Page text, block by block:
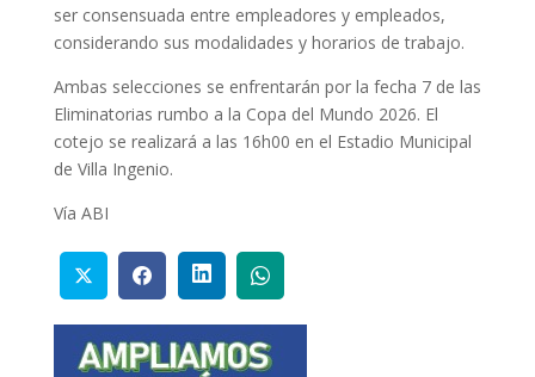
ser consensuada entre empleadores y empleados,
considerando sus modalidades y horarios de trabajo.
Ambas selecciones se enfrentarán por la fecha 7 de las
Eliminatorias rumbo a la Copa del Mundo 2026. El
cotejo se realizará a las 16h00 en el Estadio Municipal
de Villa Ingenio.
Vía ABI